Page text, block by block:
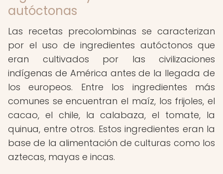
autóctonas
Las recetas precolombinas se caracterizan
por el uso de ingredientes autóctonos que
eran cultivados por las civilizaciones
indígenas de América antes de la llegada de
los europeos. Entre los ingredientes más
comunes se encuentran el maíz, los frijoles, el
cacao, el chile, la calabaza, el tomate, la
quinua, entre otros. Estos ingredientes eran la
base de la alimentación de culturas como los
aztecas, mayas e incas.